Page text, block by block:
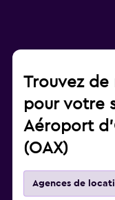
Trouvez de
pour votre
Aéroport
(OAX)
Agences de